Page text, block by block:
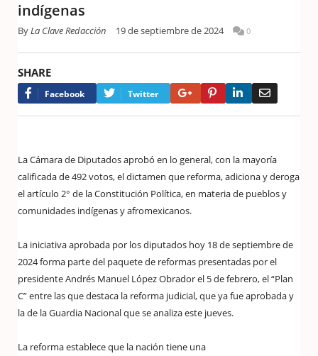
indígenas
ByLa Clave Redacción 19 de septiembre de 2024 0
SHARE
Facebook Twitter Google+PinterestLinkedIn
La Cámara de Diputados aprobó en lo general, con la mayoría
calificada de 492 votos, el dictamen que reforma, adiciona y deroga
el artículo 2° de la Constitución Política, en materia de pueblos y
comunidades indígenas y afromexicanos.
La iniciativa aprobada por los diputados hoy 18 de septiembre de
2024 forma parte del paquete de reformas presentadas por el
presidente Andrés Manuel López Obrador el 5 de febrero, el “Plan
C” entre las que destaca la reforma judicial, que ya fue aprobada y
la de la Guardia Nacional que se analiza este jueves.
La reforma establece que la nación tiene una